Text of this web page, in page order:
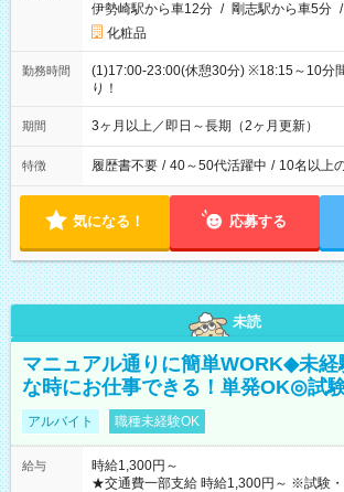
伊勢崎駅から車12分 / 剛志駅から車5分 /
化粧品
勤務時間
(1)17:00-23:00(休憩30分) ※18:15～10分
り！
期間 3ヶ月以上／即日～長期（2ヶ月更新）
特徴 履歴書不要 / 40～50代活躍中 / 10名以上
気になる！ 応募する
未読
マニュアル通りに簡単WORK◆未経
な時にお仕事できる！単発OK◎試
アルバイト 職種未経験OK
給与
時給1,300円～
★交通費一部支給 時給1,300円～ ※試験・役割により手当あり